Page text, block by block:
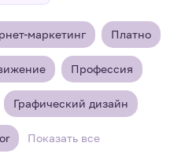
маркетинг Платно
Профессия
Графический дизайн
Показать все